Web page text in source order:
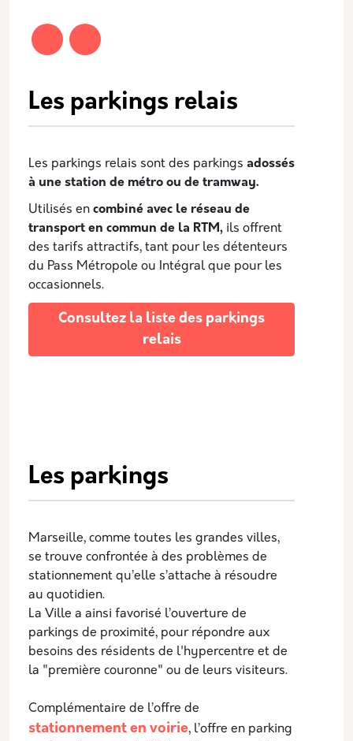
Description
Les parkings relais
Les parkings relais sont des parkings adossés
à une station de métro ou de tramway.
Utilisés en combiné avec le réseau de
transport en commun de la RTM, ils offrent
des tarifs attractifs, tant pour les détenteurs
du Pass Métropole ou Intégral que pour les
occasionnels.
Consultez la liste des parkings
relais
Les parkings
Marseille, comme toutes les grandes villes,
se trouve confrontée à des problèmes de
stationnement qu’elle s’attache à résoudre
au quotidien.
La Ville a ainsi favorisé l’ouverture de
parkings de proximité, pour répondre aux
besoins des résidents de l'hypercentre et de
la "première couronne" ou de leurs visiteurs.
Complémentaire de l’offre de
stationnement en voirie, l’offre en parking